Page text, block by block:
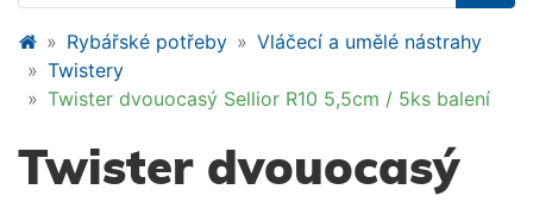
Rybářské potřeby
Vláčecí a umělé nástrahy
Twistery
Twister dvouocasý Sellior R10 5,5cm / 5ks balení
Twister dvouocasý